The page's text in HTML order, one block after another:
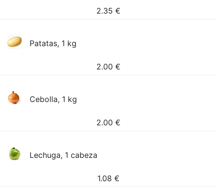
2.35 €
Patatas, 1 kg
2.00 €
Cebolla, 1 kg
2.00 €
Lechuga, 1 cabeza
1.08 €